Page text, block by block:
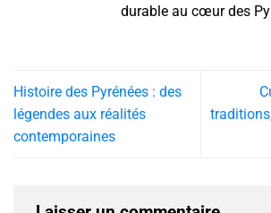
durable au cœur des
Histoire des Pyrénées : des
légendes aux réalités
contemporaines